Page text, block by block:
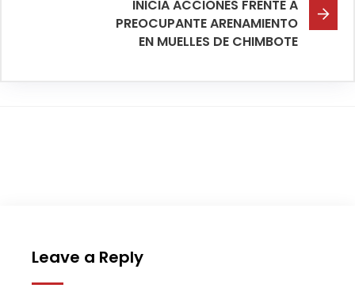
INICIA ACCIONES FRENTE A
PREOCUPANTE ARENAMIENTO
EN MUELLES DE CHIMBOTE
Leave a Reply